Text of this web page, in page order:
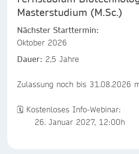
Masterstudium (M.Sc.)
Nächster Starttermin:
Oktober 2026
Dauer: 2,5 Jahre
Zulassung noch bis 31.08.2026
🗓️ Kostenloses Info-Webinar:
26. Januar 2027, 12:00h